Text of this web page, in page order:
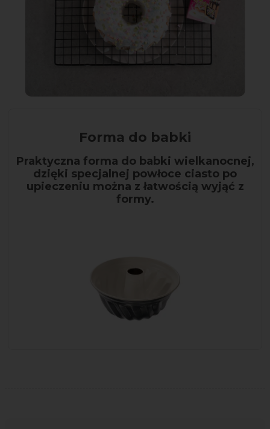
Forma do babki
Praktyczna forma do babki wielkanocnej,
dzięki specjalnej powłoce ciasto po
upieczeniu można z łatwością wyjąć z
formy.